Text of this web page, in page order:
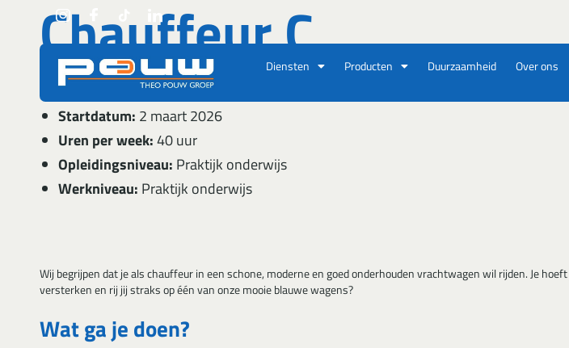
Diensten Producten Duurzaamheid Over ons
Chauffeur C
Locatie:
Utrecht
Startdatum: 2 maart 2026
Uren per week:40 uur
Opleidingsniveau: Praktijk onderwijs
Werkniveau: Praktijk onderwijs
Wij begrijpen dat je als chauffeur in een schone, moderne en goed onderhouden vrachtwagen wil rijden. Je
versterken en rij jij straks op één van onze mooie blauwe wagens?
Wat ga je doen?